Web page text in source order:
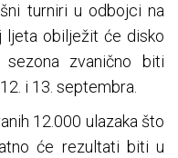
turniri u odbojci na
ljeta obilježit će disko
zvanično biti
i 13. septembra.
12.000 ulazaka što
će rezultati biti u